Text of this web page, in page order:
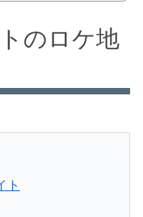
のロケ地
ト